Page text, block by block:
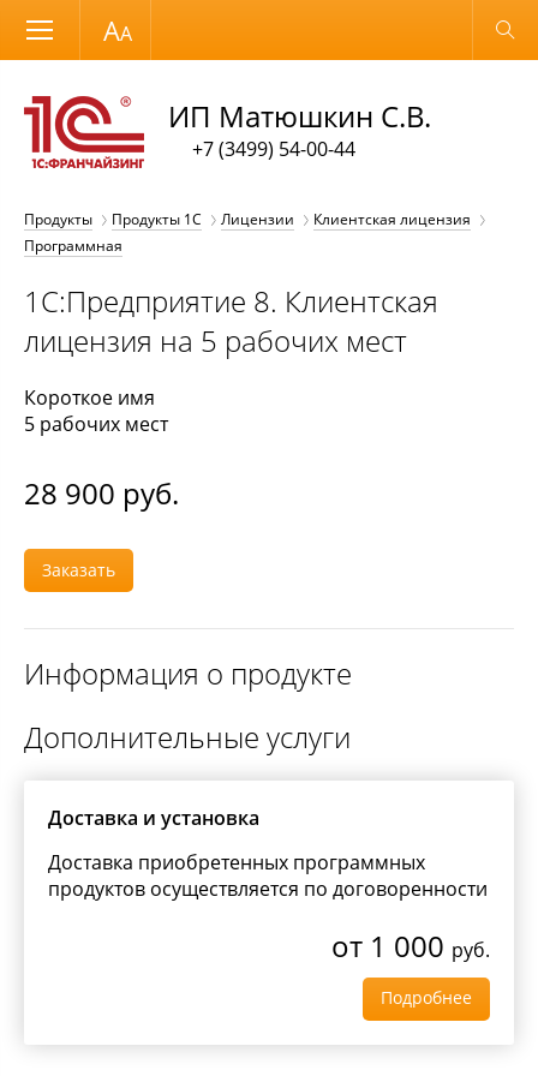
Размер шрифта Обычная версия
ИП Матюшкин С.В.
+7 (3499) 54-00-44
Продукты Продукты 1С Лицензии
Клиентская лицензия
Программная
1С:Предприятие 8. Клиентская
лицензия на 5 рабочих мест
Короткое имя
5 рабочих мест
28 900 руб.
Заказать
Информация о продукте
Дополнительные услуги
Доставка и установка
Доставка приобретенных программных
продуктов осуществляется по договоренности
от 1 000 руб.
Подробнее